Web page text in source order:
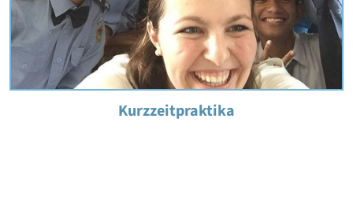
Kurzzeitpraktika